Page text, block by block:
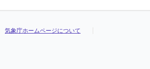
気象庁ホームページについて